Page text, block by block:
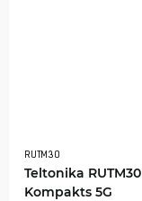
RUTM30
Teltonika RUTM30
Kompakts 5G